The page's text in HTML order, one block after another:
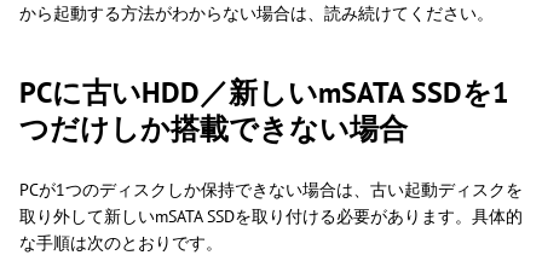
から起動する方法がわからない場合は、読み続けてください。
PCに古いHDD／新しいmSATA SSDを1
つだけしか搭載できない場合
PCが1つのディスクしか保持できない場合は、古い起動ディスクを
取り外して新しいmSATA SSDを取り付ける必要があります。具体的
な手順は次のとおりです。